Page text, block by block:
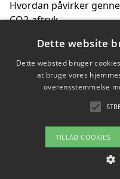
Hvordan påvirker
CO2-aftryk
Hvordan nyheder om
hverdag
Om / kontakt
Dette website
Dette websted bruger
at bruge vores
overensstemmelse
TILLAD COOKIES